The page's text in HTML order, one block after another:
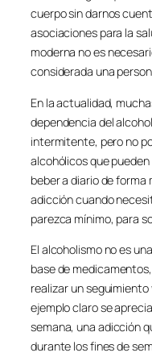
cuerpo sin darnos
asociaciones para la
moderna no es
considerada una
En la actualidad,
dependencia del
intermitente, pero no
alcohólicos que
beber a diario de
adicción cuando
parezca mínimo, para
El alcoholismo no es
base de
realizar un
ejemplo claro se
semana, una adicción
durante los fines de